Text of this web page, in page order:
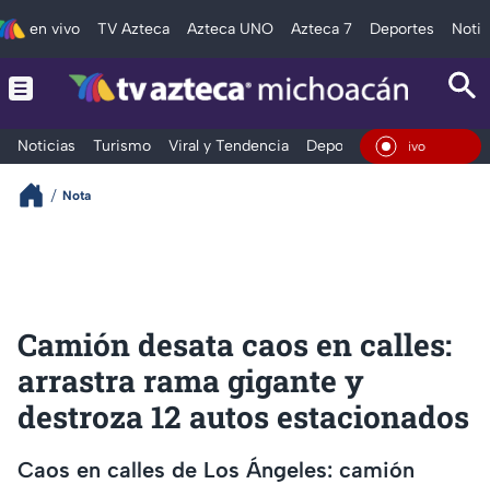
en vivo TV Azteca Azteca UNO Azteca 7 Deportes
Noticias Turismo Viral y Tendencia Deportes Espectáculos
En Vivo
Nota
Camión desata caos en calles:
arrastra rama gigante y
destroza 12 autos estacionados
Caos en calles de Los Ángeles: camión